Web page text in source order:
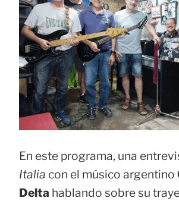
En este programa, una
Italia con el músico argentino
Delta hablando sobre su